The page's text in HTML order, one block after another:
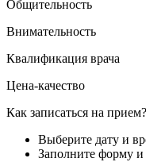
Общительность
Внимательность
Квалификация врача
Цена-качество
Как записаться на прием?
Выберите дату и
Заполните форму и